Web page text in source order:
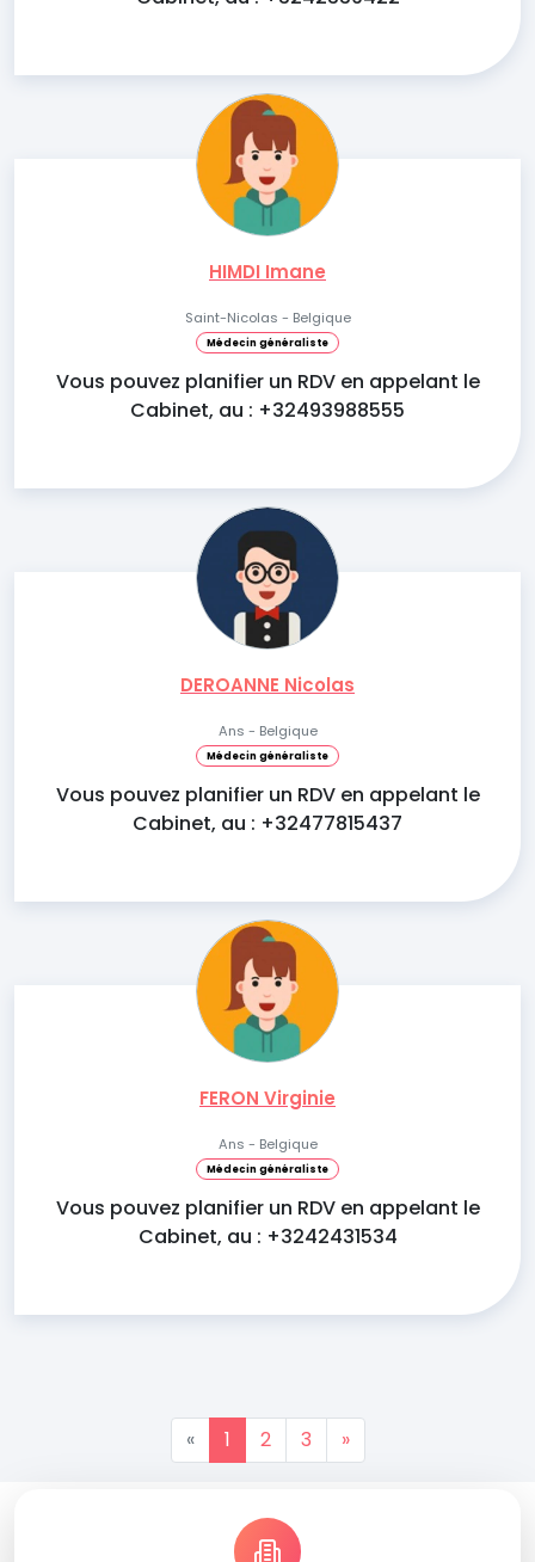
HIMDI Imane
Saint-Nicolas - Belgique
Médecin généraliste
Vous pouvez planifier un RDV en appelant le
Cabinet, au : +32493988555
DEROANNE Nicolas
Ans - Belgique
Médecin généraliste
Vous pouvez planifier un RDV en appelant le
Cabinet, au : +32477815437
FERON Virginie
Ans - Belgique
Médecin généraliste
Vous pouvez planifier un RDV en appelant le
Cabinet, au : +3242431534
« 1 2 3 »